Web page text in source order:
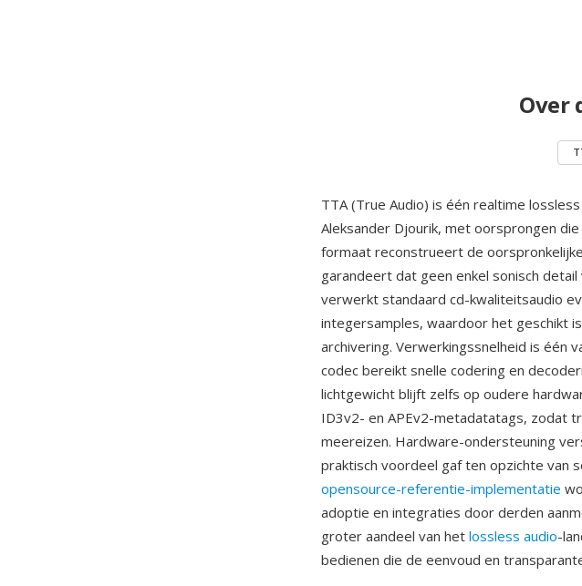
Over
TTA (True Audio) is één realtime
Aleksander Djourik, met oorsprongen
formaat reconstrueert de
garandeert dat geen enkel sonisch
verwerkt standaard cd-kwaliteitsaudio
integersamples, waardoor het geschikt
archivering. Verwerkingssnelheid is
codec bereikt snelle codering en
lichtgewicht blijft zelfs op oudere
ID3v2- en APEv2-metadatatags, zodat
meereizen. Hardware-ondersteuning
praktisch voordeel gaf ten opzichte van
opensource-referentie-implementatie
adoptie en integraties door derden
groter aandeel van het lossless audio-
bedienen die de eenvoud en